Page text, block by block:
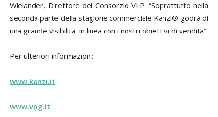
Wielander, Direttore del Consorzio VI.P. “Soprattutto nella
seconda parte della stagione commerciale Kanzi® godrà di
una grande visibilità, in linea con i nostri obiettivi di vendita”.
Per ulteriori informazioni:
www.kanzi.it
www.vog.it